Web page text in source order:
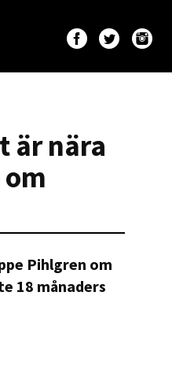
är nära
Pihlgren om
18 månaders